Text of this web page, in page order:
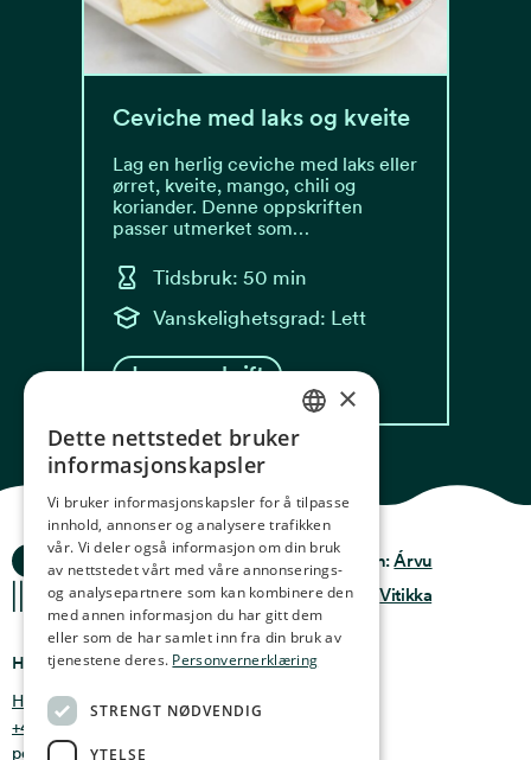
Ceviche med laks og kveite
Lag en herlig ceviche med laks eller
ørret, kveite, mango, chili og
koriander. Denne oppskriften
passer utmerket som…
Tidsbruk: 50 min
Vanskelighetsgrad: Lett
Les oppskrift
Ocean Stories
Hvor finner du oss
Holmen 4b, 9750 Honningsvåg, Norge
+47 47 99 00 95
post@oceanstories.no
Privacy & Policy
Terms & conditions
Design:Árvu
Kode:Vitikka
NORWEGIAN
GERMAN
FRENCH
SPANISH
FINNISH
×
Dette nettstedet bruker
informasjonskapsler
Vi bruker informasjonskapsler for å tilpasse
innhold, annonser og analysere trafikken
vår. Vi deler også informasjon om din bruk
av nettstedet vårt med våre annonserings-
og analysepartnere som kan kombinere den
med annen informasjon du har gitt dem
eller som de har samlet inn fra din bruk av
tjenestene deres. Personvernerklæring
STRENGT NØDVENDIG
YTELSE